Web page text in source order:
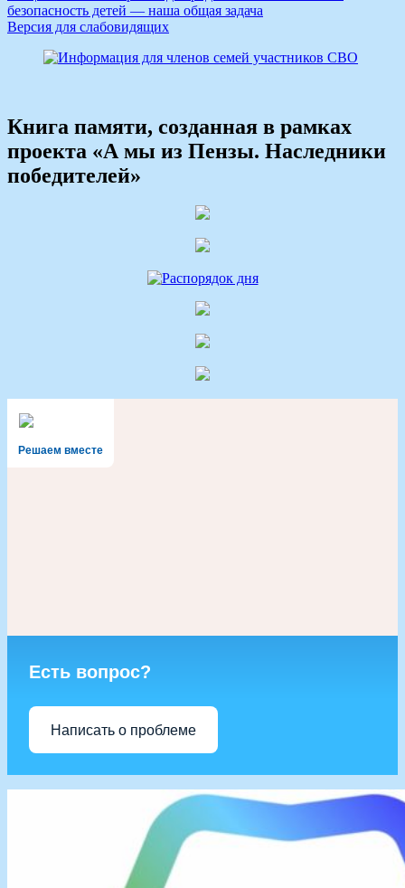
безопасность детей — наша общая задача
Версия для слабовидящих
Книга памяти, созданная в рамках
проекта «А мы из Пензы. Наследники
победителей»
Решаем вместе
Есть вопрос?
Написать о проблеме